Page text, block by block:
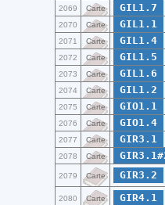
2069 Carte GIL1.7
2070 Carte GIL1.1
2071 Carte GIL1.4
2072 Carte GIL1.5
2073 Carte GIL1.6
2074 Carte GIL1.2
2075 Carte GIO1.1
2076 Carte GIO1.4
2077 Carte GIR3.1
2078 Carte
2079 Carte GIR3.2
2080 Carte GIR4.1